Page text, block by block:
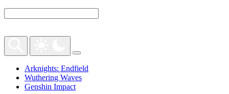
Arknights: Endfield
Wuthering Waves
Genshin Impact